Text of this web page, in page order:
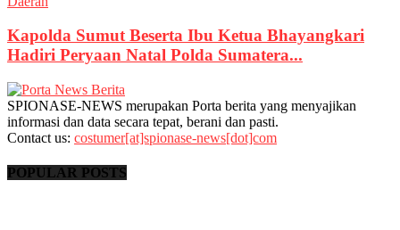
Kapolda Sumut Beserta Ibu Ketua Bhayangkari
Hadiri Peryaan Natal Polda Sumatera...
SPIONASE-NEWS merupakan Porta berita yang menyajikan
informasi dan data secara tepat, berani dan pasti.
Contact us: costumer[at]spionase-news[dot]com
POPULAR POSTS